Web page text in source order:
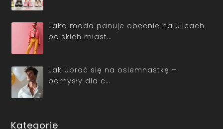
Jaka moda panuje obecnie na ulicach
polskich miast…
Jak ubrać się na osiemnastkę –
pomysły dla c…
Kategorie